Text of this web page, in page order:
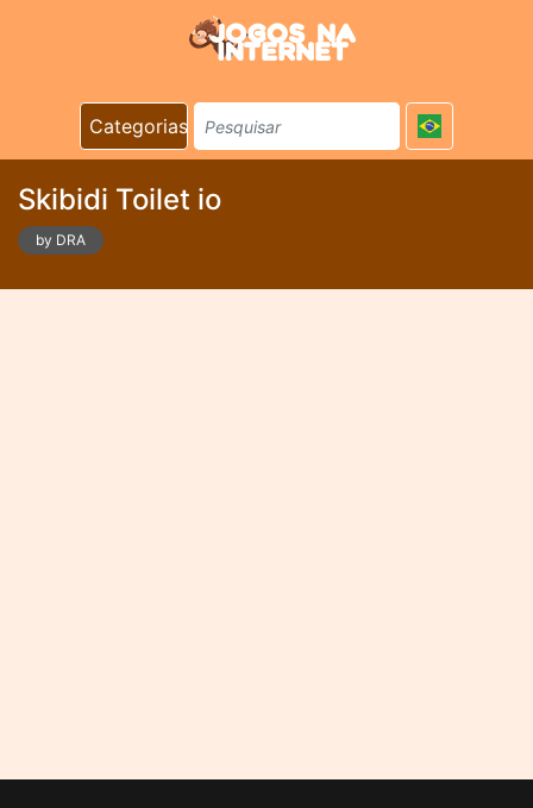
Categorias
Skibidi Toilet io
by DRA